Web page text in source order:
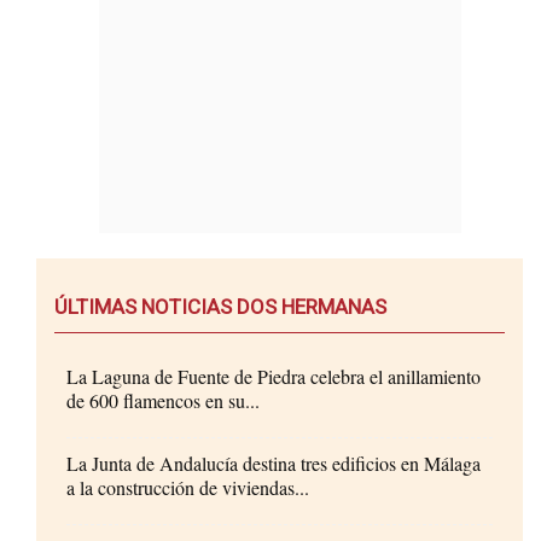
ÚLTIMAS NOTICIAS DOS HERMANAS
La Laguna de Fuente de Piedra celebra el anillamiento
de 600 flamencos en su...
La Junta de Andalucía destina tres edificios en Málaga
a la construcción de viviendas...